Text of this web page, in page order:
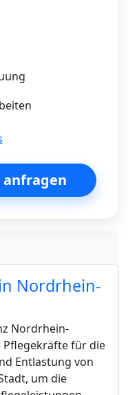
Nordrhein-
Nordrhein-
Pflegekräfte für die
Entlastung von
um die